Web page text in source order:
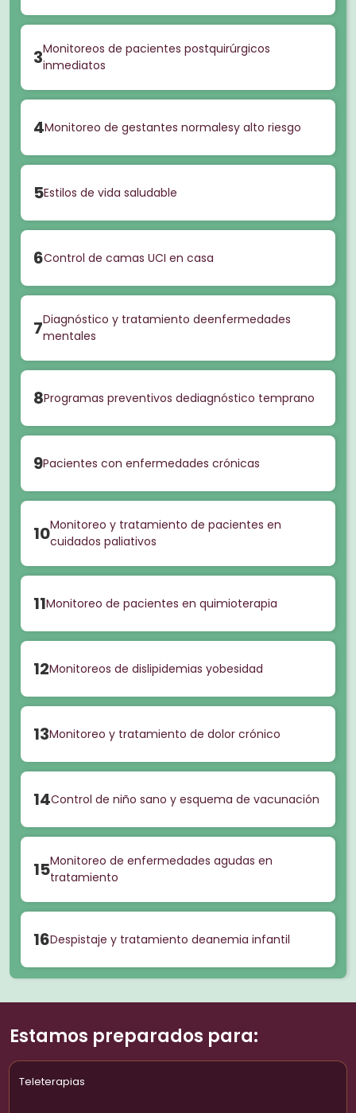
3Monitoreos de pacientes postquirúrgicos
inmediatos
4Monitoreo de gestantes normalesy alto riesgo
5Estilos de vida saludable
6Control de camas UCI en casa
7Diagnóstico y tratamiento deenfermedades
mentales
8Programas preventivos dediagnóstico temprano
9Pacientes con enfermedades crónicas
10Monitoreo y tratamiento de pacientes en
cuidados paliativos
11Monitoreo de pacientes en quimioterapia
12Monitoreos de dislipidemias yobesidad
13Monitoreo y tratamiento de dolor crónico
14Control de niño sano y esquema de vacunación
15Monitoreo de enfermedades agudas en
tratamiento
16Despistaje y tratamiento deanemia infantil
Estamos preparados para:
Teleterapias